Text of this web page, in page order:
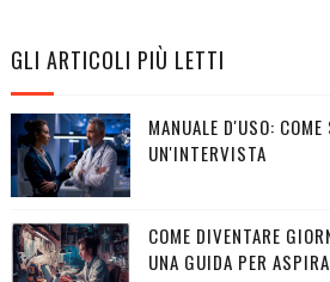
GLI ARTICOLI PIÙ LETTI
MANUALE D'USO: COME
UN'INTERVISTA
COME DIVENTARE
UNA GUIDA PER